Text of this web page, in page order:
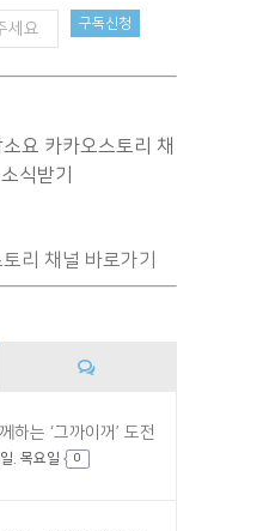
요 카카오스토리 채
식받기
리 채널 바로가기
하는 ‘그까이꺼’ 도전
. 목요일 0